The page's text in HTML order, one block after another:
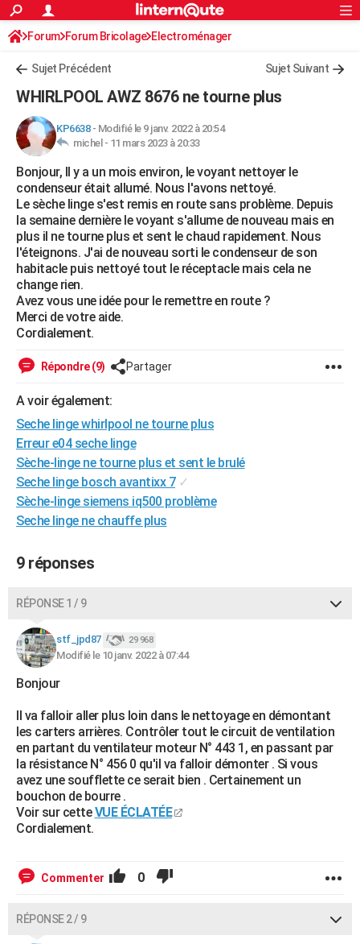
ACTUALITÉS
Politique
Société
Faits Divers
Education
Monde
Villes
+
FINANCE
Retraite
Impôts
Epargne
Immobilier
Risques naturels par ville
Banque
Assurance
Crédit
AUTO
Essais
Réserver un essai
Citadines
Berlines
SUV
Forum auto
+HIGH-TECH
Mobiles
Meilleur smartphone
Internet
Ordinateurs
Jeux vidéo
Guide high-tech
+BRICOLAGE
Forum
Aménagement intérieur
Extérieur
Cuisine
Salle de bains
Jardinage
Rangement
WEEK-END
Guides de France
Escapades
Patrimoine
Expositions
Musées
Week-end nature
LIFESTYLE
Art de vivre
Bien-être
Loisirs
ModeModes de vie
SANTE
Destinations
City break
Voyage nature
Voyage de noces
Forum
Climat
BONS PLANS
CARTE DE VOEUX
Carte de Noël
Carte Bonne année
Carte Saint-Valentin
Carte Pâques
Carte d'anniversaire
DICTIONNAIRE
COPAINS D'AVANT
S'inscrire
Se connecter
Lycées
Collèges
Primaires
Universités
Entreprises
Service militaire
Avis de recherche
AVIS DE DÉCÈS
FORUM
Bricolage
Lifestyle
Culture
Sport
Auto
Television
Voyage
Cinema
S'inscrire
Connexion
Forum Forum Bricolage Electroménager
Sujet Précédent Sujet Suivant
WHIRLPOOL AWZ 8676 ne tourne plus
KP6638- Modifié le 9 janv. 2022 à 20:54
michel - 11 mars 2023 à 20:33
Bonjour, Il y a un mois environ, le voyant nettoyer le
condenseur était allumé. Nous l'avons nettoyé.
Le sèche linge s'est remis en route sans problème. Depuis
la semaine dernière le voyant s'allume de nouveau mais en
plus il ne tourne plus et sent le chaud rapidement. Nous
l'éteignons. J'ai de nouveau sorti le condenseur de son
habitacle puis nettoyé tout le réceptacle mais cela ne
change rien.
Avez vous une idée pour le remettre en route ?
Merci de votre aide.
Cordialement.
Répondre (9) Partager
A voir également:
Seche linge whirlpool ne tourne plus
Erreur e04 seche linge
Sèche-linge ne tourne plus et sent le brulé
Seche linge bosch avantixx 7 ✓
Sèche-linge siemens iq500 problème
Seche linge ne chauffe plus
9 réponses
RÉPONSE 1 / 9
stf_jpd87 29 968
Modifié le 10 janv. 2022 à 07:44
Bonjour
Il va falloir aller plus loin dans le nettoyage en démontant
les carters arrières. Contrôler tout le circuit de ventilation
en partant du ventilateur moteur N° 443 1, en passant par
la résistance N° 456 0 qu'il va falloir démonter . Si vous
avez une soufflette ce serait bien . Certainement un
bouchon de bourre .
Voir sur cetteVUE ÉCLATÉE
Cordialement.
Commenter 0
RÉPONSE 2 / 9